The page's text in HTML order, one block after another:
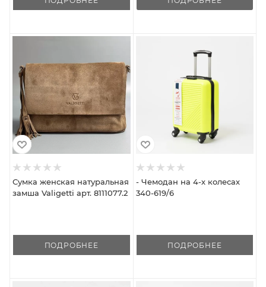
Сумка женская натуральная
замша Valigetti арт. 8111077.2
ПОДРОБНЕЕ
- Чемодан на 4-х колесах
340-619/6
ПОДРОБНЕЕ